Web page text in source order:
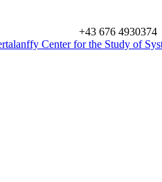
+43 676 4930374